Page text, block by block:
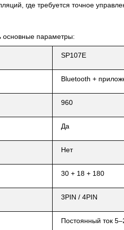
где требуется точное
основные параметры:
SP107E
Bluetooth +
960
Да
Нет
30 + 18 + 180
3PIN / 4PIN
Постоянный ток